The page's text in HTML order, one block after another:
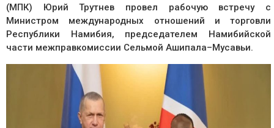
(МПК) Юрий Трутнев провел рабочую встречу с
Министром международных отношений и торговли
Республики Намибия, председателем Намибийской
части межправкомиссии Сельмой Ашипала–Мусавьи.